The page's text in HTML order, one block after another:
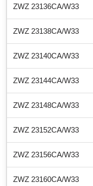
ZWZ 23136CA/W33
ZWZ 23138CA/W33
ZWZ 23140CA/W33
ZWZ 23144CA/W33
ZWZ 23148CA/W33
ZWZ 23152CA/W33
ZWZ 23156CA/W33
ZWZ 23160CA/W33